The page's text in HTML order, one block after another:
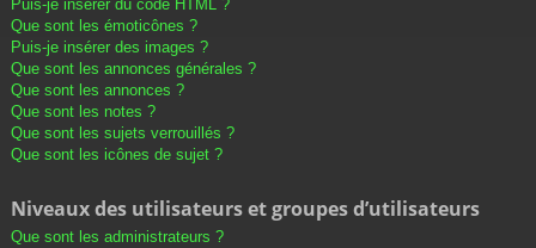
Puis-je insérer du code HTML ?
Que sont les émoticônes ?
Puis-je insérer des images ?
Que sont les annonces générales ?
Que sont les annonces ?
Que sont les notes ?
Que sont les sujets verrouillés ?
Que sont les icônes de sujet ?
Niveaux des utilisateurs et groupes d’utilisateurs
Que sont les administrateurs ?